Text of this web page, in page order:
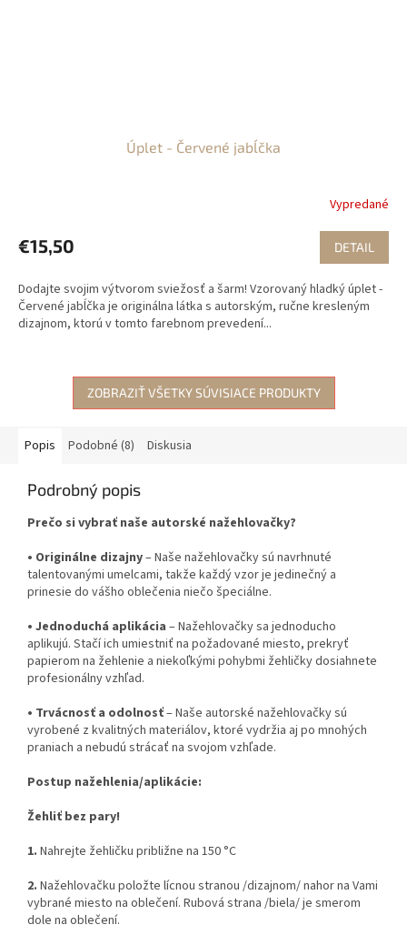
Úplet - Červené jabĺčka
Vypredané
€15,50 DETAIL
Dodajte svojim výtvorom sviežosť a šarm! Vzorovaný hladký úplet -
Červené jabĺčka je originálna látka s autorským, ručne kresleným
dizajnom, ktorú v tomto farebnom prevedení...
ZOBRAZIŤ VŠETKY SÚVISIACE PRODUKTY
Popis Podobné (8) Diskusia
Podrobný popis
Prečo si vybrať naše autorské nažehlovačky?
• Originálne dizajny– Naše nažehlovačky sú navrhnuté
talentovanými umelcami, takže každý vzor je jedinečný a
prinesie do vášho oblečenia niečo špeciálne.
• Jednoduchá aplikácia – Nažehlovačky sa jednoducho
aplikujú. Stačí ich umiestniť na požadované miesto, prekryť
papierom na žehlenie a niekoľkými pohybmi žehličky dosiahnete
profesionálny vzhľad.
• Trvácnosť a odolnosť– Naše autorské nažehlovačky sú
vyrobené z kvalitných materiálov, ktoré vydržia aj po mnohých
praniach a nebudú strácať na svojom vzhľade.
Postup nažehlenia/aplikácie:
Žehliť bez pary!
1. Nahrejte žehličku približne na 150 °C
2. Nažehlovačku položte lícnou stranou /dizajnom/ nahor na Vami
vybrané miesto na oblečení. Rubová strana /biela/ je smerom
dole na oblečení.